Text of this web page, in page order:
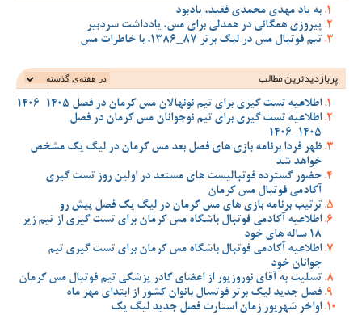
به یاد مهدی محمدی فقید، یادبود
پیروزی همگانی در همدلی برای مس، یادداشت سردبیر
تیم فوتبال مس در لیگ برتر 87_1386، با خاطرات مس
پربازدیدترین‌ مطالب
اطلاعیه تست گیری برای تیم نونهالان مس کرمان در فصل 1405-1406
اطلاعیه تست گیری برای تیم نوجوانان مس کرمان در فصل
1405_1406
ظهر فردا برنامه بازی های فصل بعد مس کرمان در لیگ یک مشخص
خواهد شد
حضور گسترده فوتبالیست های مستعد در اولین روز تست گیری
آکادمی فوتبال مس کرمان
ترتیب برنامه بازی های مس کرمان در لیگ یک فصل پیش رو
اطلاعیه آکادمی فوتبال باشگاه مس کرمان برای تست گیری از تیم زیر
18 ساله های خود
اطلاعیه آکادمی فوتبال باشگاه مس کرمان برای تست گیری تیم
جوانان خود
تسلیت به آقای نوروزپور از اعضای کادر پزشکی تیم فوتبال مس کرمان
فصل جدید لیگ برتر فوتسال بانوان کشور از ابتدای مهر ماه
اواخر شهریور زمان استارت فصل جدید لیگ یک